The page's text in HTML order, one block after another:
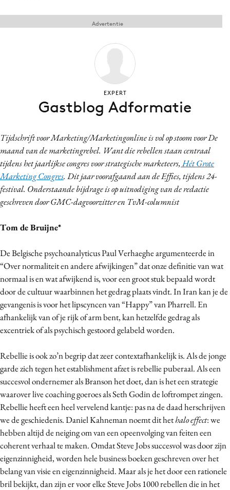
Carriere
Contentmarketing
Craft
Customer Experience
Data & Insights
Digital transformation
Effectiviteit
Gedragsverandering
Influencer marketing
Interne communicatie
Martech
Merkstrategie
PR
Programmatic
Purpose Marketing
Reputatie & crisis
Tijdschrift voor Marketing/Marketingonline is vol op stoom voor De
maand van de marketingrebel. Want die rebellen staan centraal
tijdens het jaarlijkse congres voor strategische marketeers, Hét Grote
Marketing Congres. Dit jaar voorafgaand aan de Effies, tijdens 24-
festival. Onderstaande bijdrage is op uitnodiging van de redactie
geschreven door GMC-dagvoorzitter en TvM-columnist
Tom de Bruijne*
De Belgische psychoanalyticus Paul Verhaeghe argumenteerde in
“Over normaliteit en andere afwijkingen” dat onze definitie van wat
normaal is en wat afwijkend is, voor een groot stuk bepaald wordt
door de cultuur waarbinnen het gedrag plaats vindt. In Iran kan je de
gevangenis is voor het lipscyncen van “Happy” van Pharrell. En
afhankelijk van of je rijk of arm bent, kan hetzelfde gedrag als
excentriek of als psychisch gestoord gelabeld worden.
Rebellie is ook zo’n begrip dat zeer contextafhankelijk is. Als de jonge
garde zich tegen het establishment afzet is rebellie puberaal. Als een
succesvol ondernemer als Branson het doet, dan is het een strategie
waarover live coaching goeroes als Seth Godin de loftrompet zingen.
Rebellie heeft een heel vervelend kantje: pas na de daad herschrijven
we de geschiedenis. Daniel Kahneman noemt dit hethalo effect: we
hebben altijd de neiging om van een opeenvolging van feiten een
coherent verhaal te maken. Omdat Steve Jobs succesvol was door zijn
eigenzinnigheid, worden hele business boeken geschreven over het
belang van visie en eigenzinnigheid. Maar als je het door een rationele
bril bekijkt, dan zijn er voor elke Steve Jobs 1000 rebellen die in het
Advertentie
EXPERT
Gastblog Adformatie